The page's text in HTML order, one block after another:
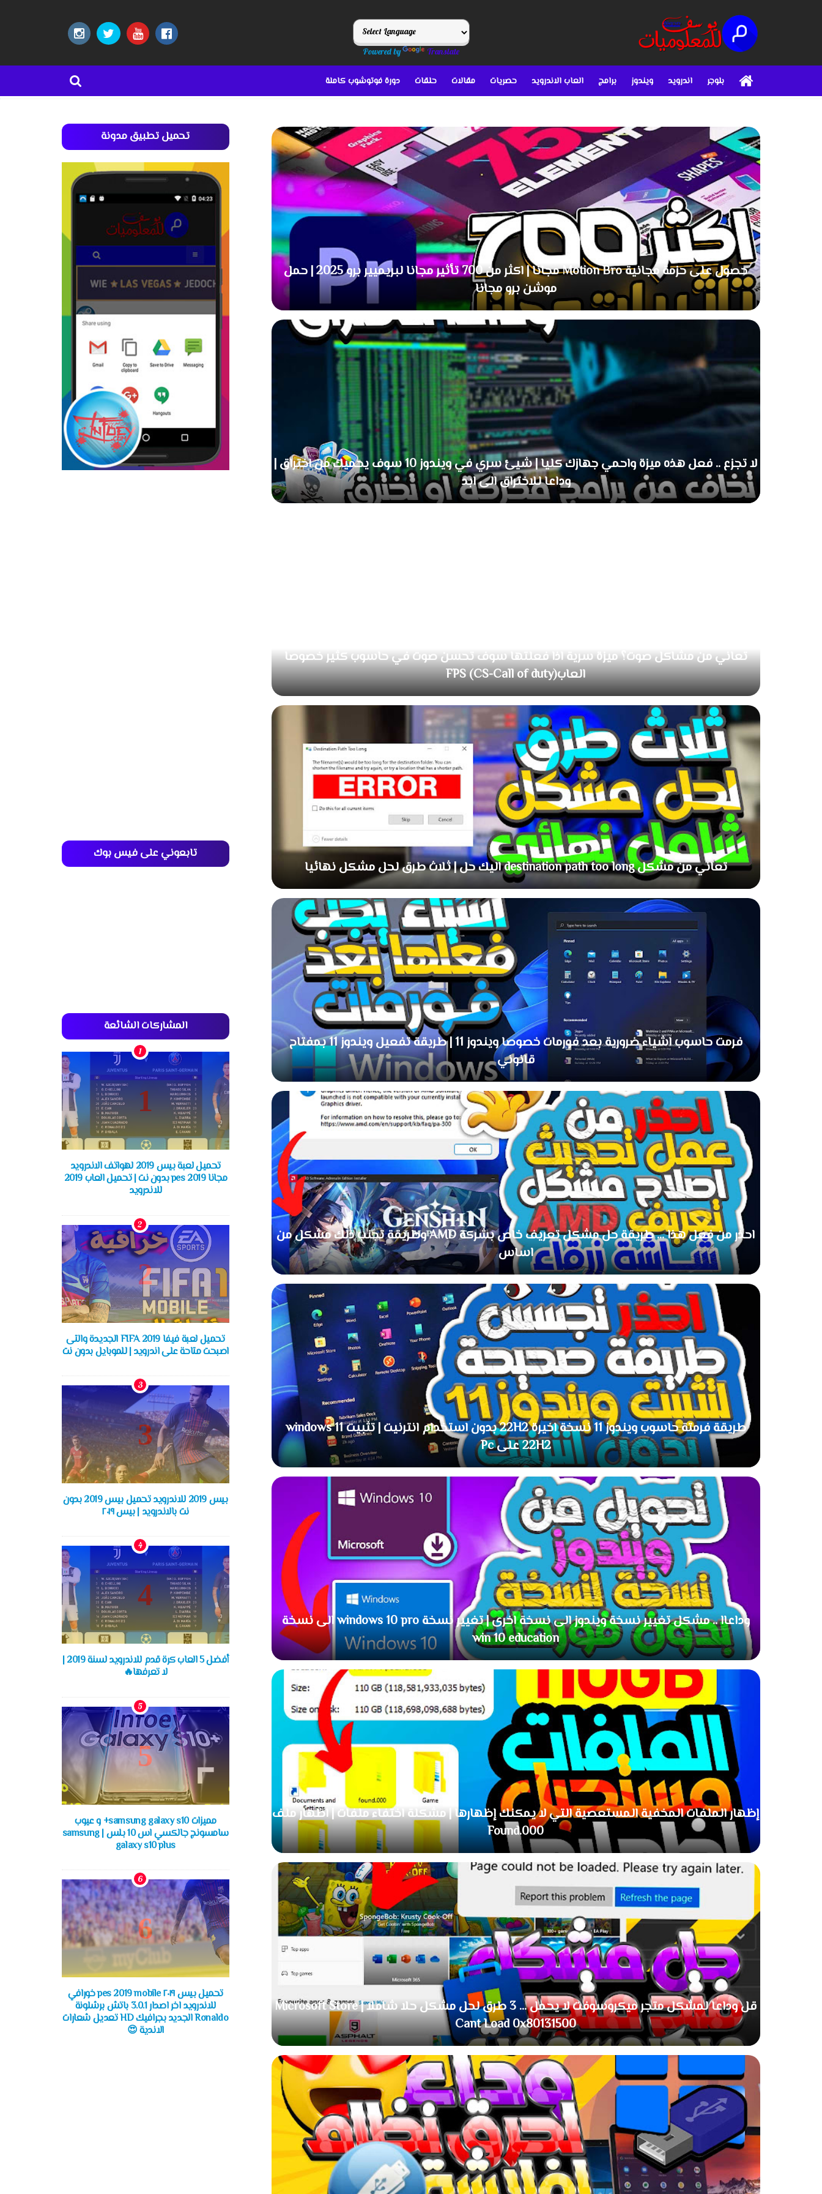
Powered by Translate
بلوجر اندرويد ويندوز برامج العاب الاندرويد حصريات مقالات حلقات دورة فوتوشوب كاملة
حصول على حزمة مجانية Motion Bro مجانا | اكثر من 700 تأثير مجانا لبريميير برو 2025 | حمل
موشن برو مجانا
لا تجزع .. فعل هذه ميزة واحمي جهازك كليا | شيئ سري في ويندوز 10 سوف يحميك من اختراق |
وداعا للاختراق الى ابد
تعاني من مشاكل صوت؟ ميزة سرية اذا فعلتها سوف تحسن صوت في حاسوب كثير خصوصا
العابFPS (CS-Call of duty)
تعاني من مشكل destination path too long اليك حل | ثلاث طرق لحل مشكل نهائيا
فرمت حاسوب اشياء ضرورية بعد فورمات خصوصا ويندوز 11 | طريقة تفعيل ويندوز 11 بمفتاح
قانوني
احذر من فعل هذا ... طريقة حل مشكل تعريف خاص بشركة AMD وطريقة تجنب ذلك مشكل من
اساس
طريقة فرمتة حاسوب ويندوز 11 نسخة اخيرة 22H2 بدون استخدام انترنيت | تثبيت windows 11
22H2 على Pc
وداعاا .. مشكل تغيير نسخة ويندوز الى نسخة اخرى | تغيير نسخة windows 10 pro الى نسخة
win 10 education
إظهار الملفات المخفية المستعصية التي لا يمكنك إظهارها | مشكلة اختفاء ملفات | اظهار ملف
Found.000
قل وداعا لمشكل متجر ميكروسوفت لا يحمل ... 3 طرق لحل مشكل حلا شاملا | Microsoft Store
Cant Load 0x80131500
تحميل تطبيق مدونة
تابعوني على فيس بوك
المشاركات الشائعة
تحميل لعبة بيس 2019 لهواتف الاندرويد
مجانا pes 2019 بدون نت | تحميل العاب 2019
للاندرويد
تحميل لعبة فيفا FIFA 2019 الجديدة والتى
اصبحت متاحة على اندرويد | للموبايل بدون نت
بيس 2019 للاندرويد تحميل بيس 2019 بدون
نت بالاندرويد | بيس ٢٠١٩
أفضل 5 العاب كرة قدم للاندرويد لسنة 2019 |
لا تعرفها🔥
مميزات samsung galaxy s10+ و عيوب
سامسونج جالكسي اس 10 بلس | samsung
galaxy s10 plus
تحميل بيس ٢٠١٩ pes 2019 mobile خورافي
للاندرويد اخر اصدار 3.0.1 باتش برشلونة
Ronaldo الجديد بجرافيك HD تعديل شعارات
الاندية 😍